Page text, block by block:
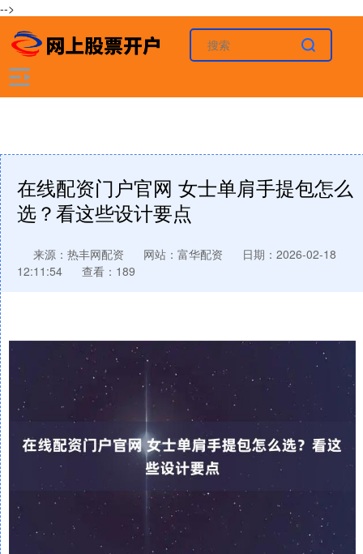
-->
在线配资门户官网 女士单肩手提包怎么
选？看这些设计要点
来源：热丰网配资 网站：富华配资
日期：2026-02-18
12:11:54
查看：189